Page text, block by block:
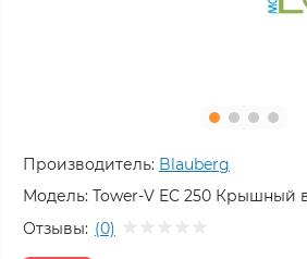
Производитель: Blauberg
Модель: Tower-V EC 250 Крышный
Отзывы: (0)